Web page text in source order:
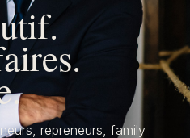
repreneurs, family